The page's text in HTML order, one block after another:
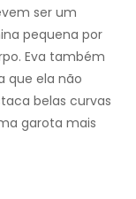
ser um
pequena por
Eva também
que ela não
belas curvas
garota mais